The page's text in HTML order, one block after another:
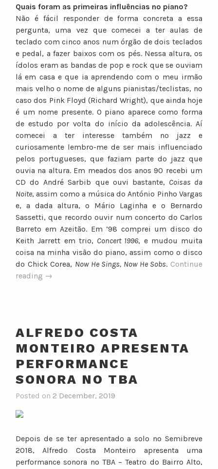
Quais foram as primeiras influências no piano?
Não é fácil responder de forma concreta a essa
pergunta, uma vez que comecei a ter aulas de
teclado com cinco anos num órgão de dois teclados
e pedal, a fazer baixos com os pés. Nessa altura, os
ídolos eram as bandas de pop e rock que se ouviam
lá em casa e que ia aprendendo com o meu irmão
mais velho o nome de alguns pianistas/teclistas, no
caso dos Pink Floyd (Richard Wright), que ainda hoje
é um nome presente. O piano aparece como forma
de estudo por volta do início da adolescência. Aí
comecei a ter interesse também no jazz e
curiosamente lembro-me de ser mais influenciado
pelos portugueses, que faziam parte do jazz que
ouvia na altura. Em meados dos anos 90 recebi um
CD do André Sarbib que ouvi bastante, Coisas da
Noite, assim como a música do António Pinho Vargas
e, a dada altura, o Mário Laginha e o Bernardo
Sassetti, que recordo ouvir num concerto do Carlos
Barreto em Azeitão. Em ’98 comprei um disco do
Keith Jarrett em trio, Concert 1996, e mudou muita
coisa na minha visão do piano, assim como o disco
do Chick Corea, Now He Sings, Now He Sobs. Continue
reading “Luís
“Indra””
→
ALFREDO COSTA
MONTEIRO APRESENTA
PERFORMANCE
SONORA NO TBA
Posted on 2 December, 2019
Depois de se ter apresentado a solo no Semibreve
2018, Alfredo Costa Monteiro apresenta uma
performance sonora no TBA – Teatro do Bairro Alto,